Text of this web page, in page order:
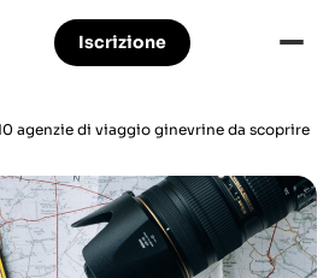
Iscrizione
agenzie di viaggio ginevrine da scoprire